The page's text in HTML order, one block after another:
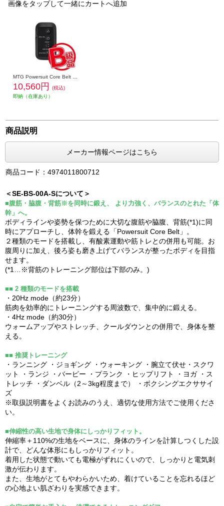
画像をタップして一緒にカートへ追加
10,560円
(税込)
即納（在庫あり）
商品説明
メーカー情報ページはこちら
商品コード：4974011800712
＜SE-BS-00A-Sについて＞
■腹筋・脇腹・背筋※を同時に鍛え、 より力強く、バランスのとれた「体
幹」へ。
ボディラインや姿勢を保つために大切な腹筋や脇腹、背筋(*1)に同
時にアプローチし、体幹を鍛える「Powersuit Core Belt」。
２種類のモードを搭載し、有酸素運動や筋トレとの併用も可能。お
腹周りに加え、後ろ姿も磨き上げてバランスが整ったボディを目指
せます。
(*1…※背筋のトレーニング部位は下部のみ。)
■■ 2 種類のモードを搭載
・20Hz mode（約23分）
筋肉を効率的にトレーニングする周波数で、集中的に鍛える。
・4Hz mode（約30分）
ウォームアップやストレッチ、クールダウンとの併用で、身体を整
える。
■■ 推奨トレーニング
・ランニング ・ジョギング ・ウォーキング ・腕立て伏せ・スクワ
ット ・ランジ ・バーピー ・プランク ・ヒップリフト ・ヨガ ・ス
トレッチ ・ダンベル（2～3kg程度まで） ・ボクシングエクササイ
ズ
※取扱説明書をよくお読みのうえ、適切な使用方法でご使用くださ
い。
■伸縮性の高い生地で身体にしっかりフィット。
伸縮率＋110%の生地をベースに、身体のラインを計算しつくした設
計で、どんな体形にもしっかりフィット。
着用した状態で動いても電極がずれにくいので、しっかりと電気刺
激が伝わります。
また、生地がとてもやわらかいため、着けていることを忘れるほど
の心地よい肌ざわりを実感できます。